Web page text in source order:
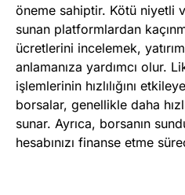
öneme sahiptir. Kötü niyetli
sunan platformlardan
ücretlerini incelemek,
anlamanıza yardımcı olur.
işlemlerinin hızlılığını
borsalar, genellikle daha
sunar. Ayrıca, borsanın
hesabınızı finanse etme